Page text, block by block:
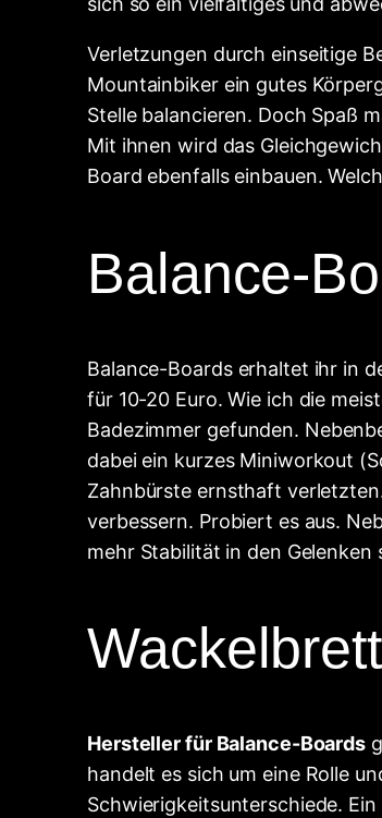
Verletzungen durch einseitige
Mountainbiker ein gutes
Stelle balancieren. Doch Spaß
Mit ihnen wird das
Board ebenfalls einbauen.
Balance-
Balance-Boards erhaltet ihr in
für 10-20 Euro. Wie ich die
Badezimmer gefunden.
dabei ein kurzes Miniworkout
Zahnbürste ernsthaft
verbessern. Probiert es aus.
mehr Stabilität in den Gelenken
Hersteller für Balance-Boards
handelt es sich um eine Rolle
Schwierigkeitsunterschiede.